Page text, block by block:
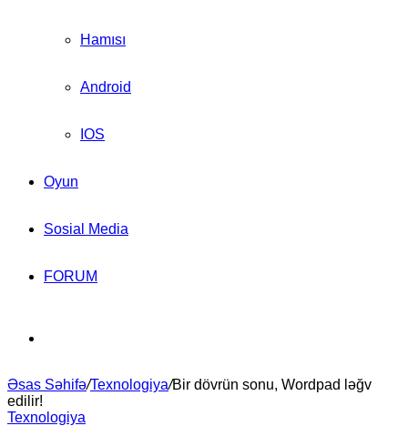
Hamısı
Android
IOS
Oyun
Sosial Media
FORUM
for
Əsas Səhifə/Texnologiya/Bir dövrün sonu, Wordpad ləğv
edilir!
Texnologiya